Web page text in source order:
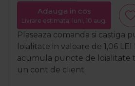
Adauga in cos
Livrare estimata: luni, 10 aug.
Plaseaza comanda si castiga
loialitate in valoare de 1,06 LEI
acumula puncte de loialitate
un cont de client.